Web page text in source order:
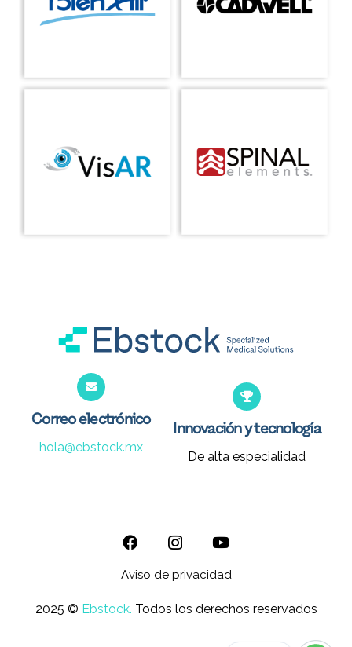
Correo electrónico
hola@ebstock.mx
Innovación y tecnología
De alta especialidad
Aviso de privacidad
2025 © Ebstock. Todos los derechos reservados